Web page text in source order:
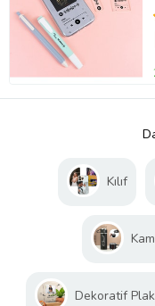
Kılıf
Dekoratif